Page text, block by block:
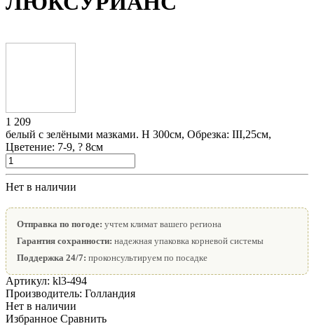
1 209
белый с зелёными мазками. Н 300см, Обрезка: III,25см,
Цветение: 7-9, ? 8см
Нет в наличии
Отправка по погоде: учтем климат вашего региона
Гарантия сохранности: надежная упаковка корневой системы
Поддержка 24/7: проконсультируем по посадке
Артикул: kl3-494
Производитель: Голландия
Нет в наличии
Избранное Сравнить